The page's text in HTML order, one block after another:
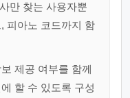
만 찾는 사용자뿐
피아노 코드까지 함
제공 여부를 함께
할 수 있도록 구성